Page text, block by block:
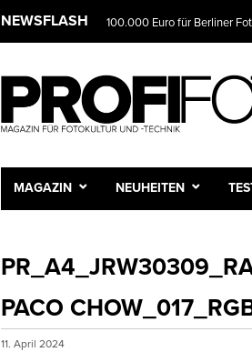
NEWSFLASH 100.000 Euro für Berliner
MAGAZIN NEUHEITEN
PACO
11. April 2024